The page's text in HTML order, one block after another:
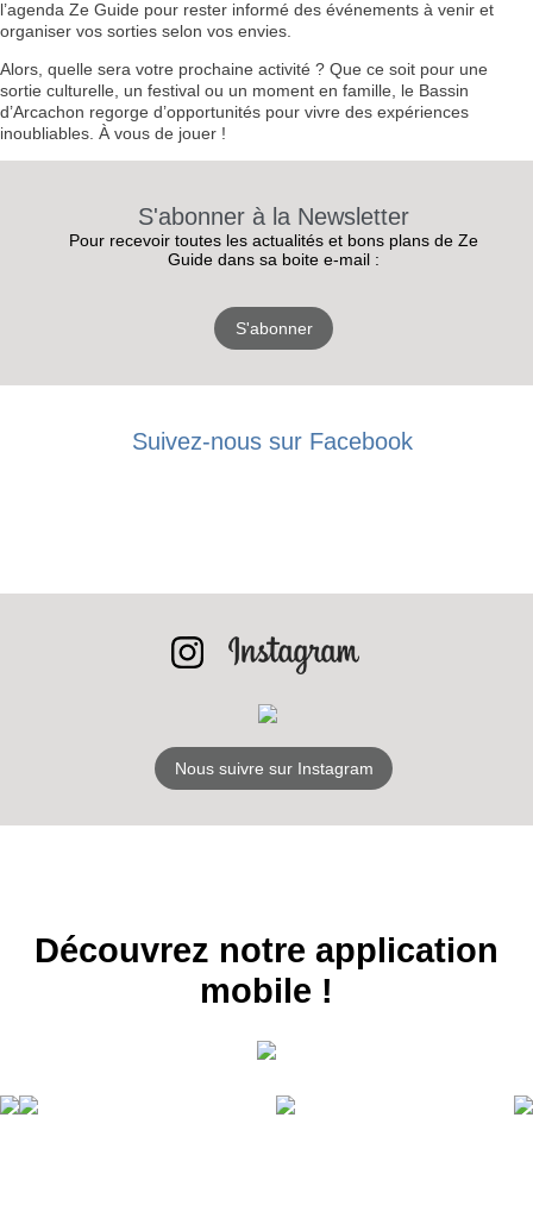
RECEVEZ
l’agenda Ze Guide pour rester informé des événements à venir et
organiser vos sorties selon vos envies.
Alors, quelle sera votre prochaine activité ? Que ce soit pour une
sortie culturelle, un festival ou un moment en famille, le Bassin
d’Arcachon regorge d’opportunités pour vivre des expériences
inoubliables. À vous de jouer !
S'abonner à la Newsletter
Pour recevoir toutes les actualités et bons plans de Ze
Guide dans sa boite e-mail :
S'abonner
Suivez-nous sur Facebook
Nous suivre sur Instagram
Découvrez notre application
mobile !